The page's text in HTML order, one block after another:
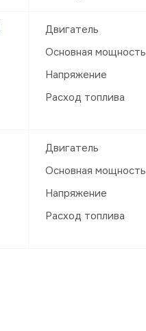
Двигатель
Основная мощность
Напряжение
Расход топлива
Двигатель
Основная мощность
Напряжение
Расход топлива